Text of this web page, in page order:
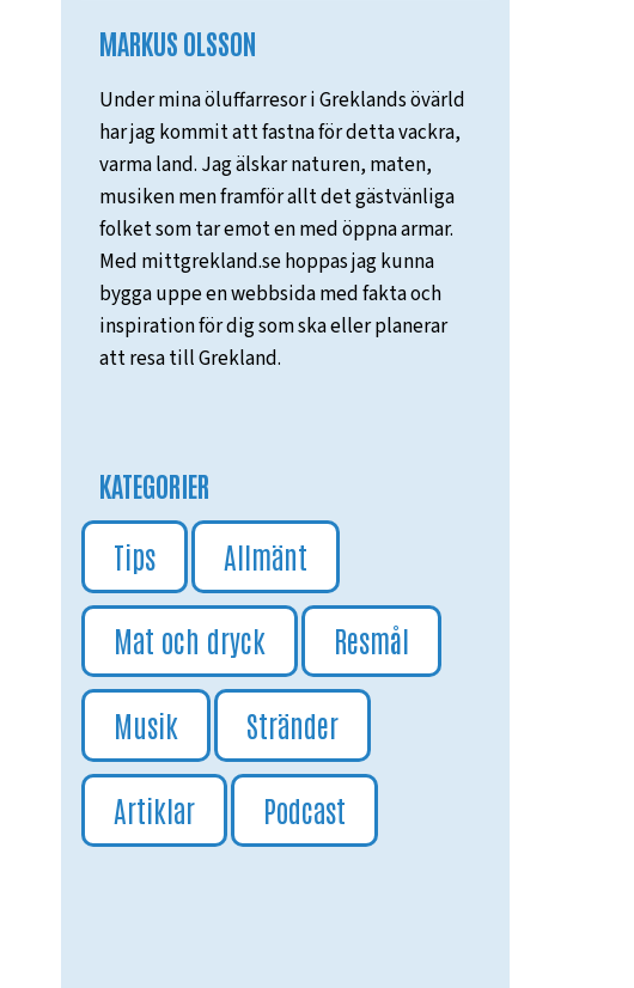
MARKUS OLSSON
Under mina öluffarresor i Greklands övärld
har jag kommit att fastna för detta vackra,
varma land. Jag älskar naturen, maten,
musiken men framför allt det gästvänliga
folket som tar emot en med öppna armar.
Med mittgrekland.se hoppas jag kunna
bygga uppe en webbsida med fakta och
inspiration för dig som ska eller planerar
att resa till Grekland.
KATEGORIER
Tips Allmänt
Mat och dryck Resmål
Musik Stränder
Artiklar Podcast